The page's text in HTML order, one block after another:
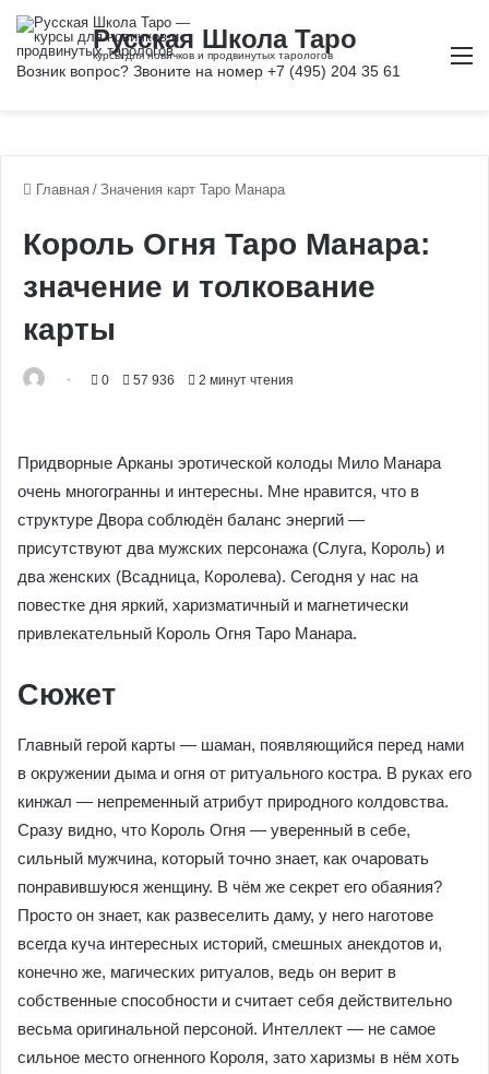
Главная / Значения карт Таро Манара
Король Огня Таро Манара:
значение и толкование
карты
0 57 936 2 минут чтения
Придворные Арканы эротической колоды Мило Манара
очень многогранны и интересны. Мне нравится, что в
структуре Двора соблюдён баланс энергий —
присутствуют два мужских персонажа (Слуга, Король) и
два женских (Всадница, Королева). Сегодня у нас на
повестке дня яркий, харизматичный и магнетически
привлекательный Король Огня Таро Манара.
Сюжет
Главный герой карты — шаман, появляющийся перед нами
в окружении дыма и огня от ритуального костра. В руках его
кинжал — непременный атрибут природного колдовства.
Сразу видно, что Король Огня — уверенный в себе,
сильный мужчина, который точно знает, как очаровать
понравившуюся женщину. В чём же секрет его обаяния?
Просто он знает, как развеселить даму, у него наготове
всегда куча интересных историй, смешных анекдотов и,
конечно же, магических ритуалов, ведь он верит в
собственные способности и считает себя действительно
весьма оригинальной персоной. Интеллект — не самое
сильное место огненного Короля, зато харизмы в нём хоть